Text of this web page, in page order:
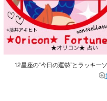
12星座の“今日の運勢”とラッキ